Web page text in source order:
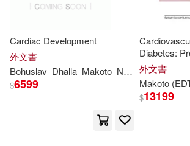
Cardiac Development
外文書
Bohuslav Dhalla Makoto Nagano Naranjan
$6599
Diabetes:
Symposium
Heart
Council of
外文書
Makoto
$13199